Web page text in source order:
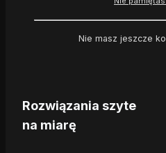
Rozwiązania szyte
na miarę
Nie masz jeszcze